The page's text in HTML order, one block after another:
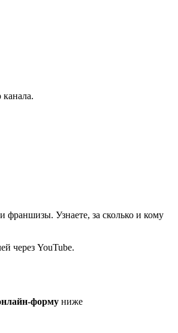
франшизы. Узнаете, за сколько и кому
через YouTube.
форму ниже